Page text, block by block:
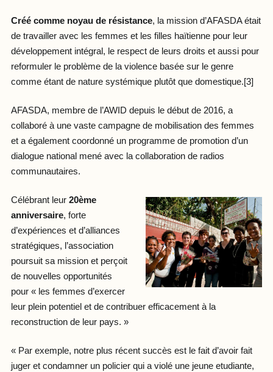
Créé comme noyau de résistance, la mission d’AFASDA était
de travailler avec les femmes et les filles haïtienne pour leur
développement intégral, le respect de leurs droits et aussi pour
reformuler le problème de la violence basée sur le genre
comme étant de nature systémique plutôt que domestique.[3]
AFASDA, membre de l’AWID depuis le début de 2016, a
collaboré à une vaste campagne de mobilisation des femmes
et a également coordonné un programme de promotion d’un
dialogue national mené avec la collaboration de radios
communautaires.
Célébrant leur 20ème
anniversaire, forte
d’expériences et d’alliances
stratégiques, l’association
poursuit sa mission et perçoit
de nouvelles opportunités
pour « les femmes d’exercer
leur plein potentiel et de contribuer efficacement à la
reconstruction de leur pays. »
« Par exemple, notre plus récent succès est le fait d’avoir fait
juger et condamner un policier qui a violé une jeune etudiante,